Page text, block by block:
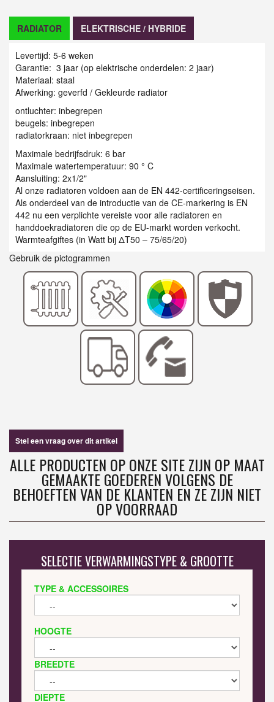
RADIATOR ELEKTRISCHE / HYBRIDE
Levertijd: 5-6 weken
Garantie: 3 jaar (op elektrische onderdelen: 2 jaar)
Materiaal: staal
Afwerking: geverfd / Gekleurde radiator
ontluchter: inbegrepen
beugels: inbegrepen
radiatorkraan: niet inbegrepen
Maximale bedrijfsdruk: 6 bar
Maximale watertemperatuur: 90 ° C
Aansluiting: 2x1/2"
Al onze radiatoren voldoen aan de EN 442-certificeringseisen.
Als onderdeel van de introductie van de CE-markering is EN
442 nu een verplichte vereiste voor alle radiatoren en
handdoekradiatoren die op de EU-markt worden verkocht.
Warmteafgiftes (in Watt bij ΔT50 – 75/65/20)
Gebruik de pictogrammen
Stel een vraag over dit artikel
ALLE PRODUCTEN OP ONZE SITE ZIJN OP MAAT
GEMAAKTE GOEDEREN VOLGENS DE
BEHOEFTEN VAN DE KLANTEN EN ZE ZIJN NIET
OP VOORRAAD
SELECTIE VERWARMINGSTYPE & GROOTTE
TYPE & ACCESSOIRES
HOOGTE
BREEDTE
DIEPTE